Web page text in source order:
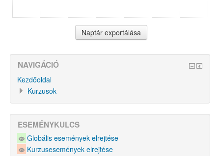
NAVIGÁCIÓ
Kezdőoldal
Kurzusok
ESEMÉNYKULCS
Globális események elrejtése
Kurzusesemények elrejtése